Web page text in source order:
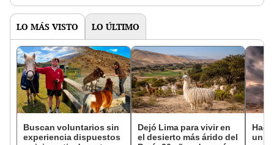
LO MÁS VISTO LO ÚLTIMO
Buscan voluntarios sin
experiencia dispuestos
Dejó Lima para vivir en
el desierto más árido del
un